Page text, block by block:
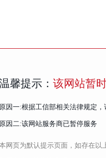
馨提示： 该网站暂
因一:根据工信部相关法律规定，
因二:该网站服务商已暂停服务
网页为默认提示页面，如存在以